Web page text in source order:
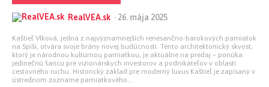
RealVEA.sk - 26. mája 2025
Kaštieľ Vlková, jedna z najvýznamnejších renesančno-barokových pamiatok
na Spiši, otvára svoje brány novej budúcnosti. Tento architektonický skvost,
ktorý je národnou kultúrnou pamiatkou, je aktuálne na predaj – ponúka
jedinečnú šancu pre vizionárskych investorov a podnikateľov v oblasti
cestovného ruchu. Historický základ pre moderný luxus Kaštieľ je zapísaný v
ústrednom zozname pamiatkového...